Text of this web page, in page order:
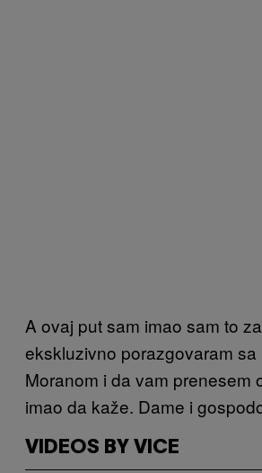
A ovaj put sam imao sam to
ekskluzivno porazgovaram sa
Moranom i da vam prenesem
imao da kaže. Dame i
VIDEOS BY VICE